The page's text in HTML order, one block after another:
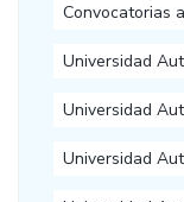
Convocatorias
Universidad
Universidad
Universidad